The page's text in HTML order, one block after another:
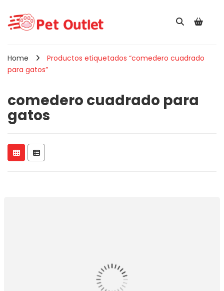
Home
Productos etiquetados “comedero cuadrado
para gatos”
comedero cuadrado para
gatos